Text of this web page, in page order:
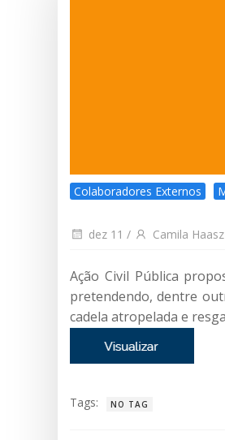
Colaboradores Externos
dez 11 / Camila Haasz
Ação Civil Pública
pretendendo, dentre
cadela atropelada e
Tags: NO TAG